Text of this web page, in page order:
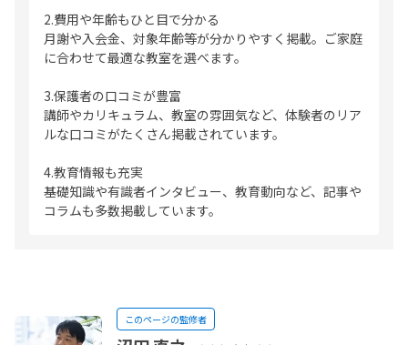
2.費用や年齢もひと目で分かる
月謝や入会金、対象年齢等が分かりやすく掲載。ご家庭
に合わせて最適な教室を選べます。
3.保護者の口コミが豊富
講師やカリキュラム、教室の雰囲気など、体験者のリア
ルな口コミがたくさん掲載されています。
4.教育情報も充実
基礎知識や有識者インタビュー、教育動向など、記事や
コラムも多数掲載しています。
このページの監修者